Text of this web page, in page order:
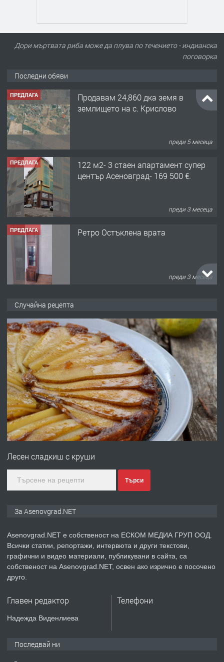
Дори мъртвата риба може да плува по течението - индианска
поговорка
Последни обяви
ПРЕДЛАГА
Продавам 24,860 дка земя в
землището на с. Крислово
преди 5 месеца
ПРЕДЛАГА
122 м2- 3 стаен апартамент супер
център Асеновград- 169 500 €.
преди 3 месеца
ПРЕДЛАГА Ретро Остъклена врата
преди 3 месеца
преди 10 месеца
ПРЕДЛАГА
Професионална броячна машина -
със сертификат от ЕЦБ
преди 1 година
ПРЕДЛАГА
Професионална зеленчукорезачка
преди 2 години
ПРЕДЛАГА
Давам индивидуалани уроци по
Случайна рецепта
Лесен сладкиш с круши
Търси
За Asenovgrad.NET
Asenovgrad.NET е собственост на ЕСКОМ МЕДИА ГРУП ООД.
Всички статии, репортажи, интервюта и други текстови,
графични и видео материали, публикувани в сайта, са
собственост на Asenovgrad.NET, освен ако изрично е посочено
друго.
Главен редактор
Надежда Виденлиева
Телефони
Последвай ни